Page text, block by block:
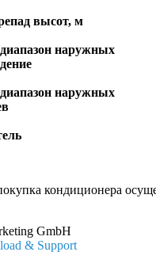
высот, м
наружных
наружных
кондиционера
GmbH
& Support